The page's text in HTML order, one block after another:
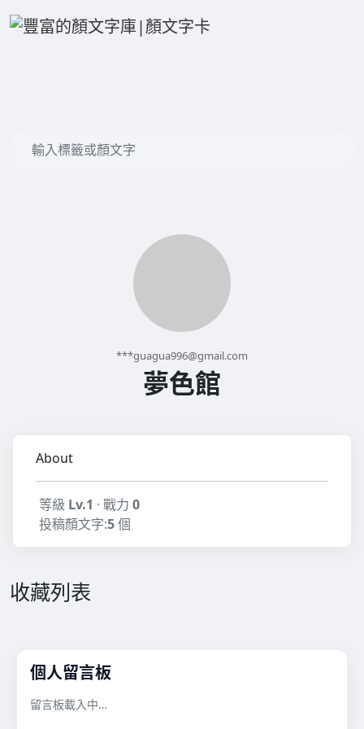
***guagua996@gmail.com
夢色館
About
等級 Lv.1 · 戰力 0
投稿顏文字:5個
收藏列表
個人留言板
留言板載入中…